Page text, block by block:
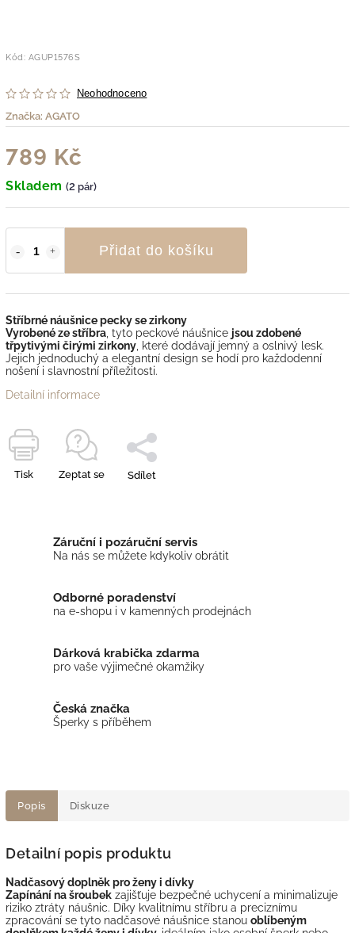
Kód: AGUP1576S
Neohodnoceno
Značka: AGATO
789 Kč
Skladem (2 pár)
Přidat do košíku
Stříbrné náušnice pecky se zirkony
Vyrobené ze stříbra , tyto peckové náušnice jsou zdobené
třpytivými čirými zirkony , které dodávají jemný a oslnivý lesk.
Jejich jednoduchý a elegantní design se hodí pro každodenní
nošení i slavnostní příležitosti.
Detailní informace
Tisk Zeptat se Sdílet
Záruční i pozáruční servis
Na nás se můžete kdykoliv obrátit
Odborné poradenství
na e-shopu i v kamenných prodejnách
Dárková krabička zdarma
pro vaše výjimečné okamžiky
Česká značka
Šperky s příběhem
Popis Diskuze
Detailní popis produktu
Nadčasový doplněk pro ženy i dívky
Zapínání na šroubek zajišťuje bezpečné uchycení a minimalizuje
riziko ztráty náušnic. Díky kvalitnímu stříbru a preciznímu
zpracování se tyto nadčasové náušnice stanou oblíbeným